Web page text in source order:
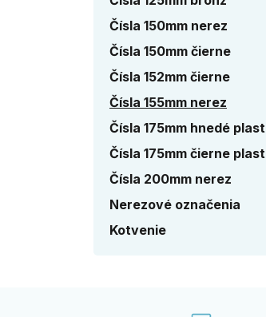
Čísla 150mm nerez
Čísla 150mm čierne
Čísla 152mm čierne
Čísla 155mm nerez
Čísla 175mm hnedé plast
Čísla 175mm čierne plast
Čísla 200mm nerez
Nerezové označenia
Kotvenie